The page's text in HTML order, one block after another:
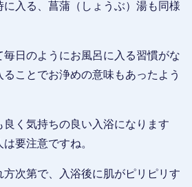
に入る、菖蒲（しょうぶ）湯も同様
毎日のようにお風呂に入る習慣がな
ことでお浄めの意味もあったよう
く気持ちの良い入浴になります
要注意ですね。
次第で、入浴後に肌がピリピリす